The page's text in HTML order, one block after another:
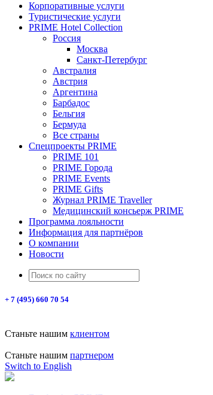
Корпоративные услуги
Туристические услуги
PRIME Hotel Collection
Россия
Москва
Санкт-Петербург
Австралия
Австрия
Аргентина
Барбадос
Бельгия
Бермуда
Все страны
Спецпроекты PRIME
PRIME 101
PRIME Города
PRIME Events
PRIME Gifts
Журнал PRIME Traveller
Медицинский консьерж PRIME
Программа лояльности
Информация для партнёров
О компании
Новости
+ 7 (495) 660 70 54
Станьте нашим клиентом
Станьте нашим партнером
Switch to English